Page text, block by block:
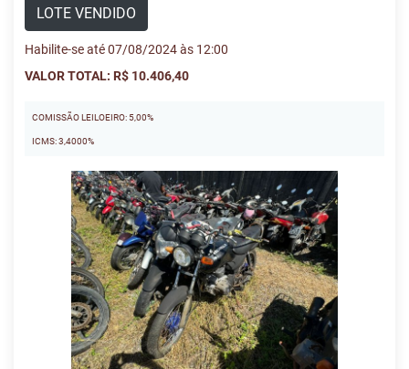
LOTE VENDIDO
Habilite-se até 07/08/2024 às 12:00
VALOR TOTAL: R$ 10.406,40
COMISSÃO LEILOEIRO: 5,00%
ICMS: 3,4000%